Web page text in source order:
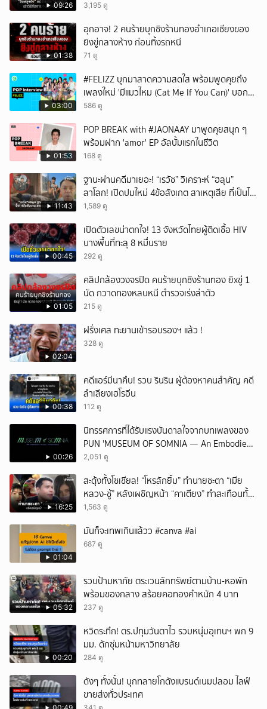
09:26 3,195 ดู
01:38
อุกอาจ! 2 คนร้ายบุกชิงร้านทองอำเภอเชียงของ
ยิงขู่กลางห้าง ก่อนทิ้งรถหนี
71 ดู
03:00
#FELIZZ บุกมาสาดความสดใส พร้อมพูดคุยถึง
เพลงใหม่ 'มีแมวไหม (Cat Me If You Can)' บอก
เลยว่าเริ่ดไม่ไหว 🌟
586 ดู
01:53
POP BREAK with #JAONAAY มาพูดคุยสนุก ๆ
พร้อมฝาก 'amor' EP อัลบั้มแรกในชีวิต
168 ดู
11:43
ฐานะผ่านคดีมาเยอะ! “เรวัช” วิเคราะห์ “ฮลุน”
ลาโลก! เปิดปมใหม่ 4ข้อสังเกต สาเหตุเสีย ที่เป็นไป
ได้?
1,589 ดู
00:45
เปิดตัวเลขน่าตกใจ! 13 จังหวัดไทยผู้ติดเชื้อ HIV
บางพื้นที่ทะลุ 8 หมื่นราย
292 ดู
01:05
คลิปกล้องวงจรปิด คนร้ายบุกชิงร้านทอง ยิxขู่ 1
นัด กวาดทองหลบหนี ตำรวจเร่งล่าตัว
215 ดู
02:04
ฝรั่งเศส ทะยานเข้ารอบรองฯ แล้ว !
328 ดู
00:38
คดีแอร์มีนาคืบ! รวบ รินริน ผู้ต้องหาคนสำคัญ คดี
ลำเลียงเฮโรอีน
112 ดู
00:26
นิทรรศการที่ได้รับแรงบันดาลใจจากบทเพลงของ
PUN 'MUSEUM OF SOMNIA — An Embodied
Music Experience'
2,051 ดู
16:25
สะดุ้งทั้งโซเชียล! “โหรลักยิ้ม” ทำนายชะตา “เมีย
หลวง-ชู้” หลังเผชิญหน้า “คาเตียง” ทำสะเทือนทั้ง
ประเทศ
1,563 ดู
01:04
มันก็จะเทพเกินแล้วว #canva #ai
687 ดู
05:32
รวบป้ามหาภัย ตระเวนลักทรัพย์ตามบ้าน-หอพัก
พร้อมของกลาง สร้อยคอทองคำหนัก 4 บาท
237 ดู
00:20
หวิดระทึก! ตร.ปทุมวันตาไว รวบหนุ่มอุเทนฯ พก 9
มม. ดักซุ่มหน้ามหาวิทยาลัย
284 ดู
ดังๆ ทั้งนั้น! บุกทลายโกดังแบรนด์เนมปลอม ไลฟ์
ขายส่งทั่วประเทศ